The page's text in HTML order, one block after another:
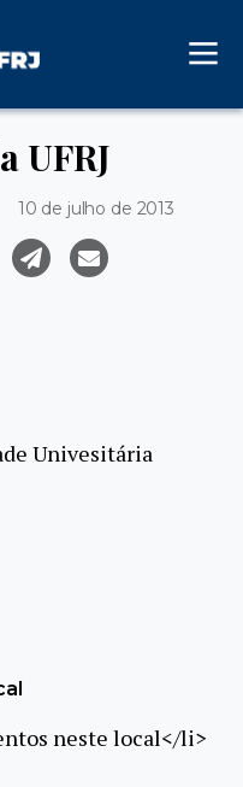
UFRJ
10 de julho de 2013
Univesitária
neste local</li>